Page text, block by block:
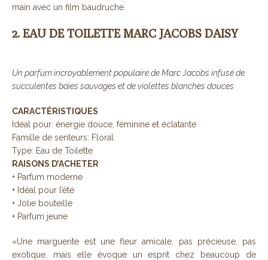
main avec un film baudruche.
2. EAU DE TOILETTE MARC JACOBS DAISY
Un parfum incroyablement populaire de Marc Jacobs infusé de
succulentes baies sauvages et de violettes blanches douces
CARACTÉRISTIQUES
Idéal pour: énergie douce, féminine et éclatante
Famille de senteurs: Floral
Type: Eau de Toilette
RAISONS D’ACHETER
+ Parfum moderne
+ Idéal pour l’été
+ Jolie bouteille
+ Parfum jeune
«Une marguerite est une fleur amicale, pas précieuse, pas
exotique, mais elle évoque un esprit chez beaucoup de